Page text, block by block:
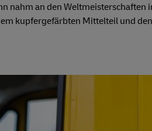
nahm an den Weltmeisterschaften
kupfergefärbten Mittelteil und